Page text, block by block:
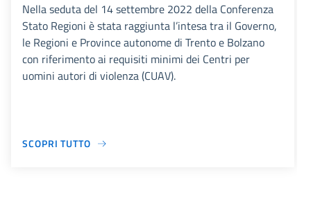
Nella seduta del 14 settembre 2022 della Conferenza
Stato Regioni è stata raggiunta l’intesa tra il Governo,
le Regioni e Province autonome di Trento e Bolzano
con riferimento ai requisiti minimi dei Centri per
uomini autori di violenza (CUAV).
SCOPRI TUTTO